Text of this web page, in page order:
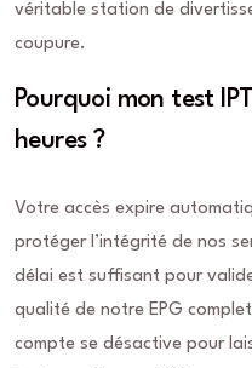
véritable station de
coupure.
Pourquoi mon test
heures ?
Votre accès expire
protéger l’intégrité de nos
délai est suffisant pour
qualité de notre EPG
compte se désactive pour